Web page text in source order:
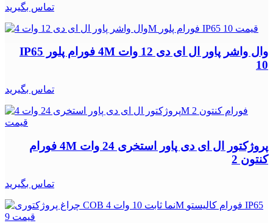
تماس بگیرید
وال واشر پاور ال ای دی 12 وات 4M فورام پلور IP65
10
تماس بگیرید
پروژکتور ال ای دی پاور استخری 24 وات 4M فورام
کنتون 2
تماس بگیرید